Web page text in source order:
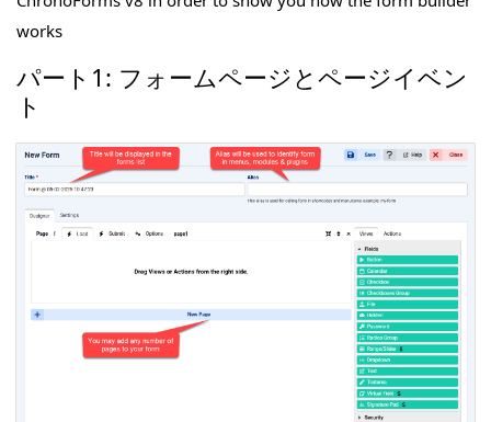
works
パート1: フォームページとページイベン
ト